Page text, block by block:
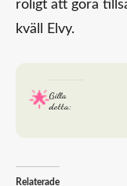
roligt att göra
kväll Elvy.
Gilla
detta:
Relaterade